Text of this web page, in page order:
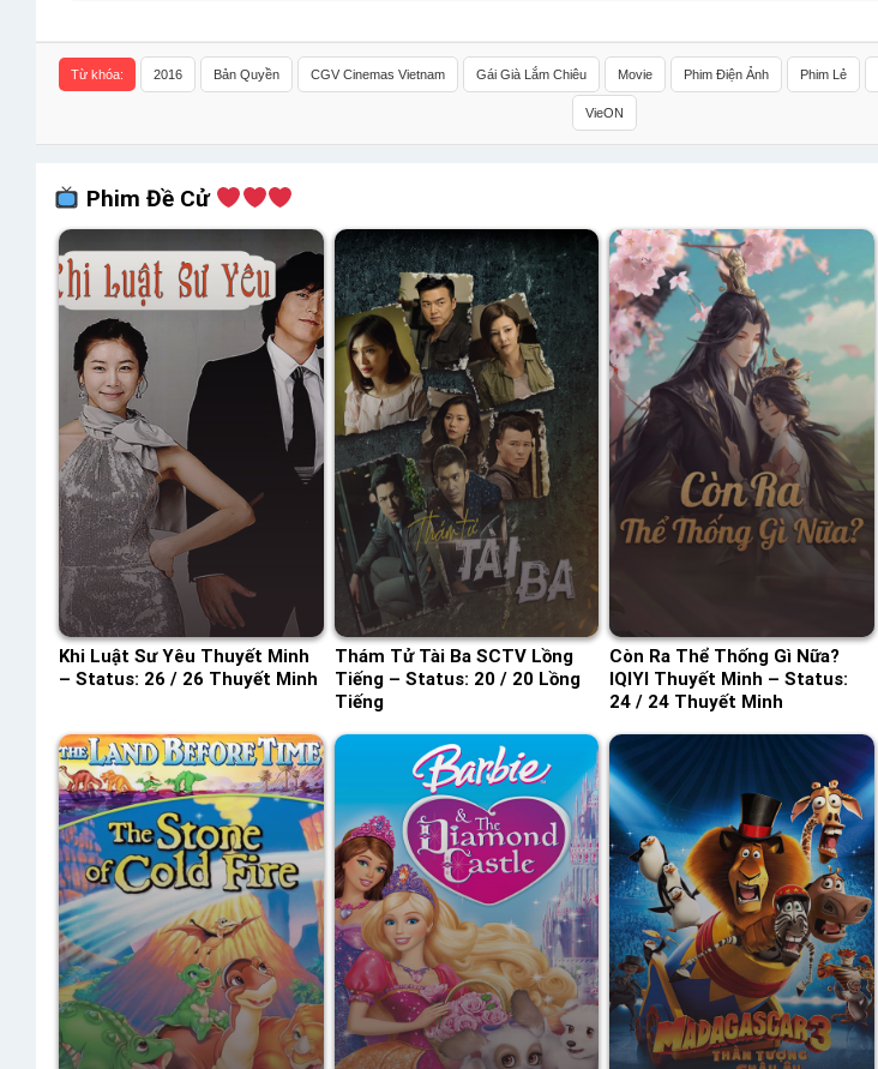
Từ khóa: 2016 Bản Quyền CGV Cinemas Vietnam Gái Già Lắm Chiêu Movie Phim Điện Ảnh Phim Lẻ
VieON
Phim Đề Cử
Khi Luật Sư Yêu Thuyết Minh
– Status: 26 / 26 Thuyết Minh
Thám Tử Tài Ba SCTV Lồng
Tiếng – Status: 20 / 20 Lồng
Tiếng
Còn Ra Thể Thống Gì Nữa?
IQIYI Thuyết Minh – Status:
24 / 24 Thuyết Minh